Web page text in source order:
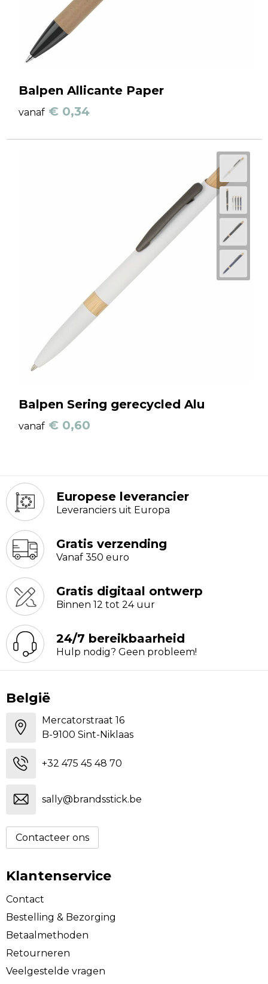
Balpen Allicante Paper
vanaf € 0,34
Balpen Sering gerecycled Alu
vanaf € 0,60
Europese leverancier
Leveranciers uit Europa
Gratis verzending
Vanaf 350 euro
Gratis digitaal ontwerp
Binnen 12 tot 24 uur
24/7 bereikbaarheid
Hulp nodig? Geen probleem!
België
Mercatorstraat 16
B-9100 Sint-Niklaas
+32 475 45 48 70
sally@brandsstick.be
Contacteer ons
Klantenservice
Contact
Bestelling & Bezorging
Betaalmethoden
Retourneren
Veelgestelde vragen